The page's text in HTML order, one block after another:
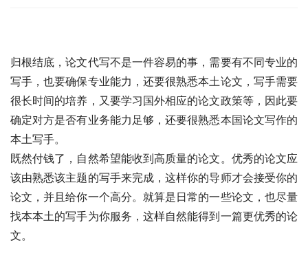
归根结底，论文代写不是一件容易的事，需要有不同专业的
写手，也要确保专业能力，还要很熟悉本土论文，写手需要
很长时间的培养，又要学习国外相应的论文政策等，因此要
确定对方是否有业务能力足够，还要很熟悉本国论文写作的
本土写手。
既然付钱了，自然希望能收到高质量的论文。优秀的论文应
该由熟悉该主题的写手来完成，这样你的导师才会接受你的
论文，并且给你一个高分。就算是日常的一些论文，也尽量
找本本土的写手为你服务，这样自然能得到一篇更优秀的论
文。